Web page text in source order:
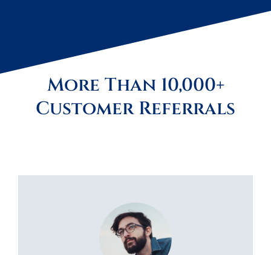
More Than 10,000+
Customer Referrals